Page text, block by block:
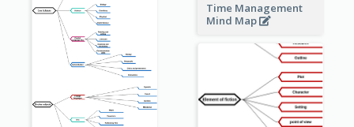
Time Management
Mind Map